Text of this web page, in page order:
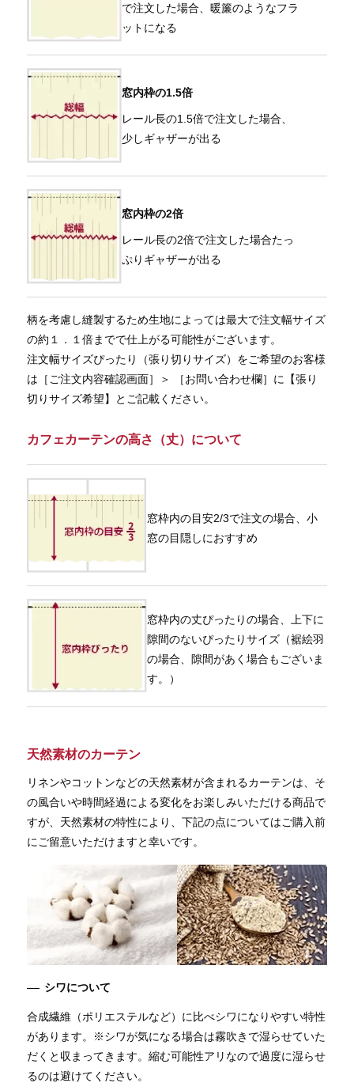
で注文した場合、暖簾のようなフラ
ットになる
窓内枠の1.5倍
レール長の1.5倍で注文した場合、
少しギャザーが出る
窓内枠の2倍
レール長の2倍で注文した場合たっ
ぷりギャザーが出る
柄を考慮し縫製するため生地によっては最大で注文幅サイズ
の約１．１倍までで仕上がる可能性がございます。
注文幅サイズぴったり（張り切りサイズ）をご希望のお客様
は［ご注文内容確認画面］＞ ［お問い合わせ欄］に【張り
切りサイズ希望】とご記載ください。
カフェカーテンの高さ（丈）について
窓枠内の目安2/3で注文の場合、小
窓の目隠しにおすすめ
窓枠内の丈ぴったりの場合、上下に
隙間のないぴったりサイズ（裾絵羽
の場合、隙間があく場合もございま
す。）
天然素材のカーテン
リネンやコットンなどの天然素材が含まれるカーテンは、そ
の風合いや時間経過による変化をお楽しみいただける商品で
すが、天然素材の特性により、下記の点についてはご購入前
にご留意いただけますと幸いです。
シワについて
合成繊維（ポリエステルなど）に比べシワになりやすい特性
があります。※シワが気になる場合は霧吹きで湿らせていた
だくと収まってきます。縮む可能性アリなので過度に湿らせ
るのは避けてください。